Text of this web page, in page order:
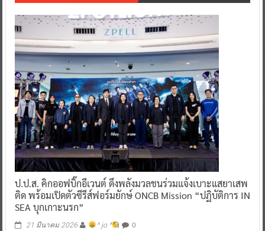
ป.ป.ส. คิกออฟบิ๊กอีเวนต์ ดึงพลังมวลชนร่วมแจ้งเบาะแสยาเสพ
ติด พร้อมเปิดตัวซีรีส์ฟอร์มยักษ์ ONCB Mission “ปฏิบัติการ IN
SEA บุกเกาะนรก”
21 มีนาคม 2026 ^ jo ^ 0